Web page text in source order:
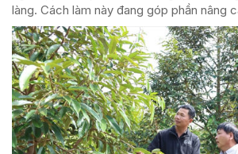
làng. Cách làm này đang góp phần nâng